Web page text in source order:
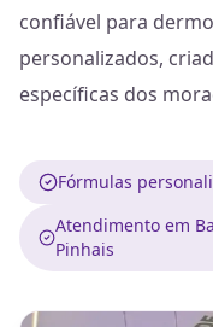
confiável para
personalizados,
específicas dos
Fórmulas
Atendimento em
Pinhais